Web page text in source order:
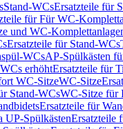
Stand-WCsErsatzteile für
für Für WC-
und WC-
Ersatzteile für Stand-WCs
WCsAP-Spülkästen
erhöhtErsatzteile für
WC-SitzeWC-Sitze
Stand-WCsWC-Sitze für
Ersatzteile für
UP-SpülkästenErsatzteile